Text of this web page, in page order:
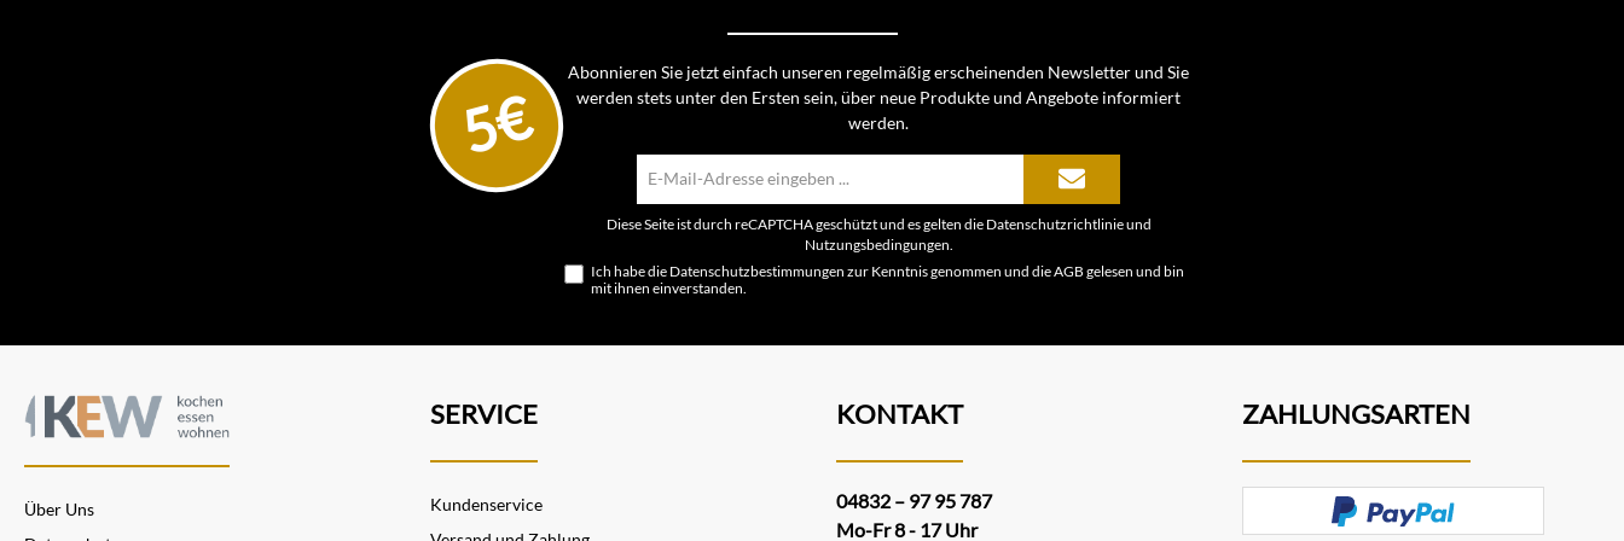
Herstellung von
Küchengeräten gegründet.
GEFU ist inzwischen über 75
Jahre alt und trotzdem jung.
5€
Abonnieren Sie jetzt einfach unseren regelmäßig erscheinenden Newsletter und Sie
werden stets unter den Ersten sein, über neue Produkte und Angebote informiert
werden.
Mail-
Adresse*
Diese Seite ist durch reCAPTCHA geschützt und es gelten die Datenschutzrichtlinieund
Nutzungsbedingungen
Ich habe die Datenschutzbestimmungen zur Kenntnis genommen und dieAGB gelesen und bin
mit ihnen einverstanden.
Über Uns
SERVICE
Kundenservice
KONTAKT
04832 – 97 95 787
Mo-Fr 8 - 17 Uhr
ZAHLUNGSARTEN